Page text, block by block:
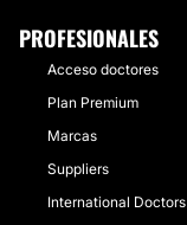
PROFESIONALES
Acceso doctores
Plan Premium
Marcas
Suppliers
International Doctors